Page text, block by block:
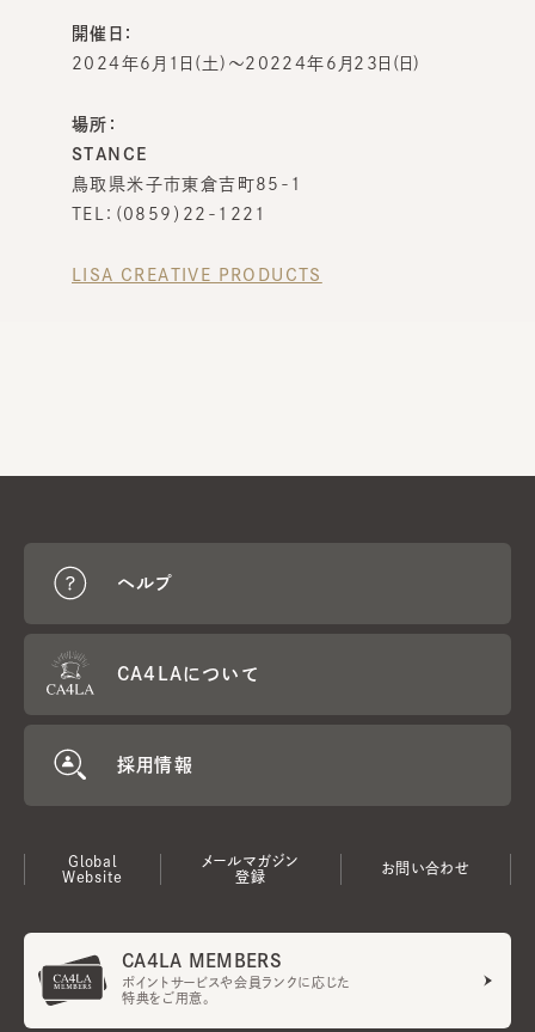
開催日：
2024年6月1日 ( 土 ) ～20224年6月23日 ( 日 )
場所：
STANCE
鳥取県米子市東倉吉町85-1
TEL：(0859）22-1221
LISA CREATIVE PRODUCTS
ヘルプ
CA4LAについて
採用情報
Global
Website
メールマガジン
登録
お問い合わせ
CA4LA MEMBERS
ポイントサービスや会員ランクに応じた
特典をご用意。